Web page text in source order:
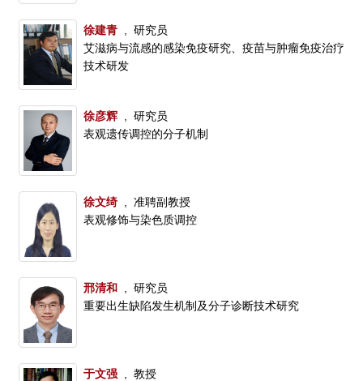
徐建青 , 研究员
艾滋病与流感的感染免疫研究、疫苗与肿瘤免疫治疗
技术研发
徐彦辉 , 研究员
表观遗传调控的分子机制
徐文绮, 准聘副教授
表观修饰与染色质调控
邢清和 , 研究员
重要出生缺陷发生机制及分子诊断技术研究
于文强 , 教授